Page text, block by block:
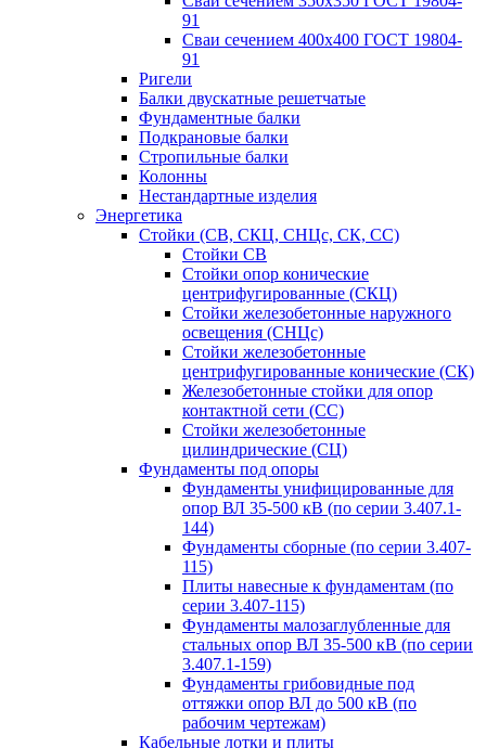
91
Сваи сечением 400х400 ГОСТ 19804-
91
Ригели
Балки двускатные решетчатые
Фундаментные балки
Подкрановые балки
Стропильные балки
Колонны
Нестандартные изделия
Энергетика
Стойки (СВ, СКЦ, СНЦс, СК, СС)
Стойки СВ
Стойки опор конические
центрифугированные (СКЦ)
Стойки железобетонные наружного
освещения (СНЦс)
Стойки железобетонные
центрифугированные конические (СК)
Железобетонные стойки для опор
контактной сети (СС)
Стойки железобетонные
цилиндрические (СЦ)
Фундаменты под опоры
Фундаменты унифицированные для
опор ВЛ 35-500 кВ (по серии 3.407.1-
144)
Фундаменты сборные (по серии 3.407-
115)
Плиты навесные к фундаментам (по
серии 3.407-115)
Фундаменты малозаглубленные для
стальных опор ВЛ 35-500 кВ (по серии
3.407.1-159)
Фундаменты грибовидные под
оттяжки опор ВЛ до 500 кВ (по
рабочим чертежам)
Кабельные лотки и плиты